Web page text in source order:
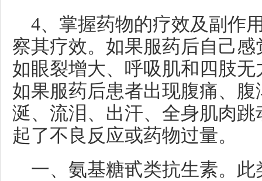
4、掌握药物的疗效及副作
察其疗效。如果服药后自己
如眼裂增大、呼吸肌和四肢
如果服药后患者出现腹痛、
涎、流泪、出汗、全身肌肉
起了不良反应或药物过量。
一、氨基糖甙类抗生素。